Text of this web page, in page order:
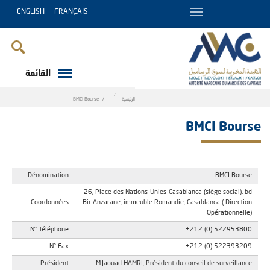
FRANÇAIS
ENGLISH
القائمة
الرئيسية BMCI Bourse
BMCI Bourse
Dénomination BMCI Bourse
Coordonnées
26, Place des Nations-Unies-Casablanca (siège social). bd
Bir Anzarane, immeuble Romandie, Casablanca ( Direction
Opérationnelle)
N° Téléphone +212 (0) 522953800
N° Fax +212 (0) 522393209
Président M.Jaouad HAMRI, Président du conseil de surveillance